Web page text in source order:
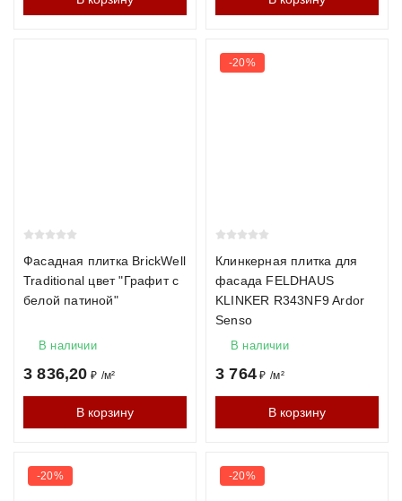
Фасадная плитка BrickWell
Traditional цвет "Графит с
белой патиной"
В наличии
3 836,20 ₽ /м²
В корзину
-20%
Клинкерная плитка для
фасада FELDHAUS
KLINKER R343NF9 Ardor
Senso
В наличии
3 764 ₽ /м²
В корзину
-20% -20%